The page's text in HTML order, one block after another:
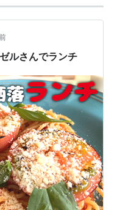
ルさんでランチ